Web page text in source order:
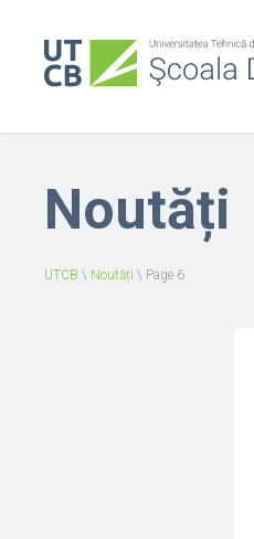
Noutăți
UTCB \ Noutăți \ Page 6